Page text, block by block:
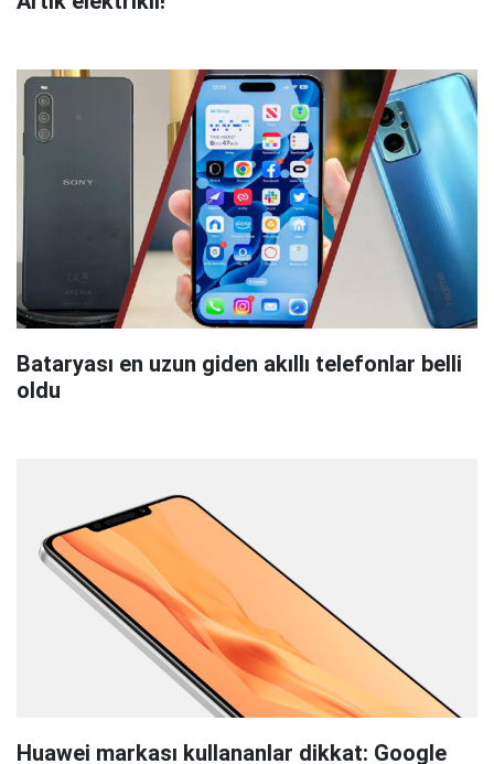
Bataryası en uzun giden akıllı telefonlar belli
oldu
Huawei markası kullananlar dikkat: Google